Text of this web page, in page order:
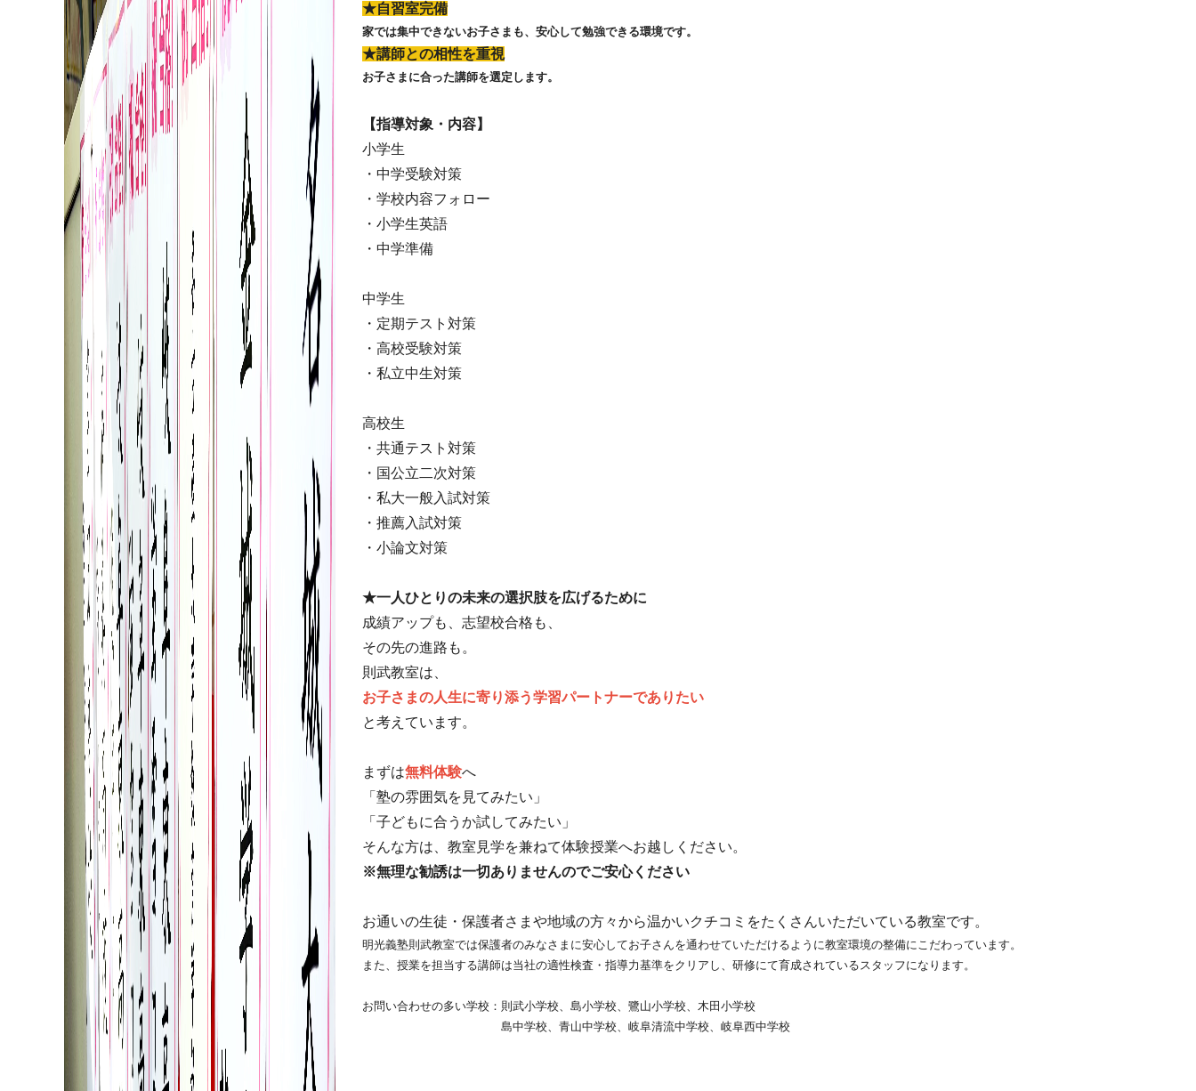
★自習室完備
家では集中できないお子さまも、安心して勉強できる環境です。
★講師との相性を重視
お子さまに合った講師を選定します。
【指導対象・内容】
小学生
・中学受験対策
・学校内容フォロー
・小学生英語
・中学準備
中学生
・定期テスト対策
・高校受験対策
・私立中生対策
高校生
・共通テスト対策
・国公立二次対策
・私大一般入試対策
・推薦入試対策
・小論文対策
★一人ひとりの未来の選択肢を広げるために
成績アップも、志望校合格も、
その先の進路も。
則武教室は、
お子さまの人生に寄り添う学習パートナーでありたい
と考えています。
まずは無料体験へ
「塾の雰囲気を見てみたい」
「子どもに合うか試してみたい」
そんな方は、教室見学を兼ねて体験授業へお越しください。
※無理な勧誘は一切ありませんのでご安心ください
お通いの生徒・保護者さまや地域の方々から温かいクチコミをたくさんいただいている教室です。
明光義塾則武教室では保護者のみなさまに安心してお子さんを通わせていただけるように教室環境の整備にこだわっています。
また、授業を担当する講師は当社の適性検査・指導力基準をクリアし、研修にて育成されているスタッフになります。
お問い合わせの多い学校：則武小学校、島小学校、鷺山小学校、木田小学校
島中学校、青山中学校、岐阜清流中学校、岐阜西中学校